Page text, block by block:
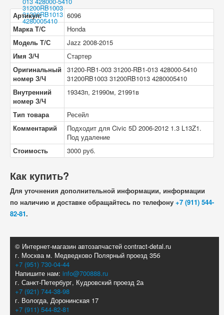
Артикул:
6096
Марка Т/С
Honda
Модель Т/С
Jazz 2008-2015
Имя З/Ч
Стартер
Оригинальный
номер З/Ч
31200-RB1-003 31200-RB1-013 428000-5410
31200RB1003 31200RB1013 4280005410
Внутренний
номер З/Ч
19343п, 21990м, 21991в
Тип товара
Ресейл
Комментарий
Подходит для Civic 5D 2006-2012 1.3 L13Z1.
Под удаление
Стоимость
3000 руб.
Как купить?
Для уточнения дополнительной информации, информации
по наличию и доставке обращайтесь по телефону +7 (911) 544-
82-81.
© Интернет-магазин автозапчастей contract-detal.ru
г. Москва м. Медведково Полярный проезд 35б
+7 (951) 730-04-44
Напишите нам: info@700888.ru
г. Санкт-Петербург, Кудровский проезд 2а
+7 (921) 744-38-98
г. Вологда, Доронинская 17
+7 (911) 544-82-81